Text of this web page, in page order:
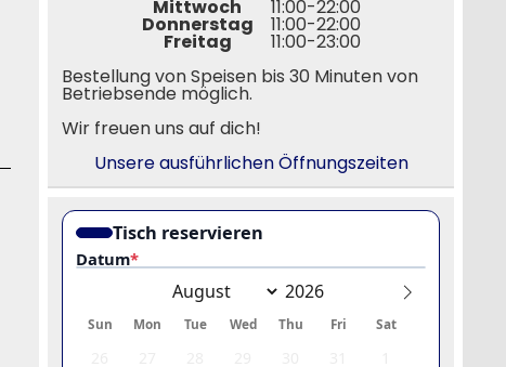
Mittwoch 11:00-22:00
Donnerstag 11:00-22:00
Freitag
11:00-23:00
Bestellung von Speisen bis 30 Minuten von
Betriebsende möglich.
Wir freuen uns auf dich!
Unsere ausführlichen Öffnungszeiten
Tisch reservieren
Datum*
Sun Mon Tue Wed Thu Fri Sat